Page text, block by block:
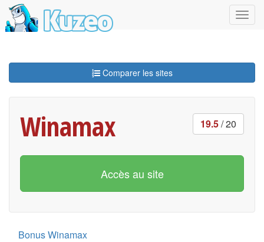
Comparer les sites
Winamax 19.5/ 20
Accès au site
Bonus Winamax